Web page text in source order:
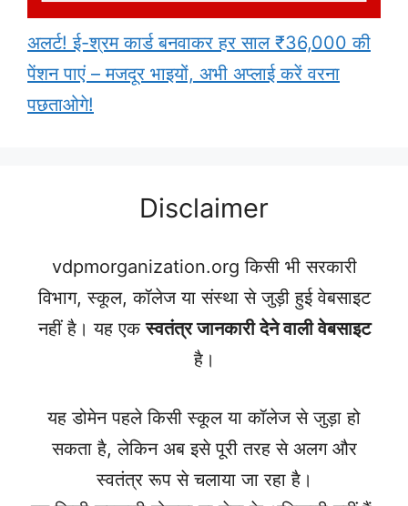
अलर्ट! ई-श्रम कार्ड बनवाकर हर साल ₹36,000 की
पेंशन पाएं – मजदूर भाइयों, अभी अप्लाई करें वरना
पछताओगे!
Disclaimer
vdpmorganization.org किसी भी सरकारी
विभाग, स्कूल, कॉलेज या संस्था से जुड़ी हुई वेबसाइट
नहीं है। यह एकस्वतंत्र जानकारी देने वाली वेबसाइट
है।
यह डोमेन पहले किसी स्कूल या कॉलेज से जुड़ा हो
सकता है, लेकिन अब इसे पूरी तरह से अलग और
स्वतंत्र रूप से चलाया जा रहा है।